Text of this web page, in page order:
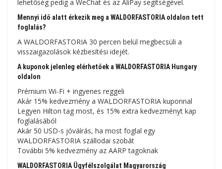
lehetőség pedig a WeChat és az AliPay segítségével.
Mennyi idő alatt érkezik meg a WALDORFASTORIA oldalon tett
foglalás?
A WALDORFASTORIA 30 percen belül megbecsüli a
visszaigazolások kézbesítési idejét.
A kuponok jelenleg elérhetőek a WALDORFASTORIA Hungary
oldalon
Prémium Wi-Fi + ingyenes reggeli
Akár 15% kedvezmény a WALDORFASTORIA kuponnal
Legyen Hilton tag most, és 15% extra kedvezményt kap
foglalásából
Akár 50 USD-s jóváírás, ha most foglal egy
WALDORFASTORIA szállodai szobát
További 5% kedvezmény az AARP tagoknak
WALDORFASTORIA Ügyfélszolgálat Magyarország